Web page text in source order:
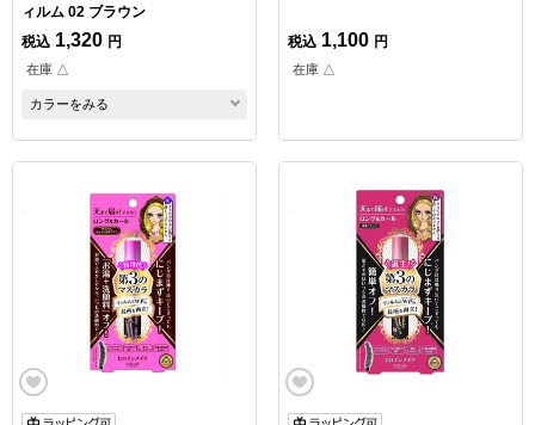
ィルム 02 ブラウン
税込 1,320 円
在庫 △
カラーをみる
税込 1,100 円
在庫 △